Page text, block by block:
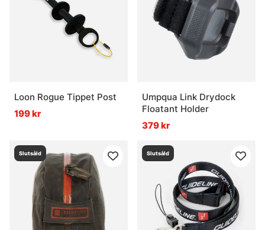
Loon Rogue Tippet Post
199 kr
Umpqua Link Drydock
Floatant Holder
379 kr
Slutsåld Slutsåld